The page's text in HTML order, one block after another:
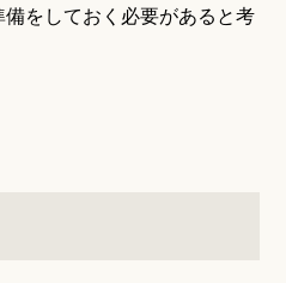
をしておく必要があると考